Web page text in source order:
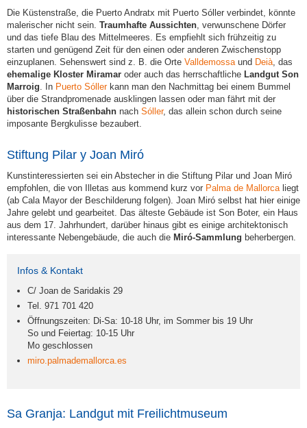
Die Küstenstraße, die Puerto Andratx mit Puerto Sóller verbindet, könnte
malerischer nicht sein. Traumhafte Aussichten, verwunschene Dörfer
und das tiefe Blau des Mittelmeeres. Es empfiehlt sich frühzeitig zu
starten und genügend Zeit für den einen oder anderen Zwischenstopp
einzuplanen. Sehenswert sind z. B. die Orte Valldemossaund Deià, das
ehemalige Kloster Miramar oder auch das herrschaftliche Landgut Son
Marroig. In Puerto Sóllerkann man den Nachmittag bei einem Bummel
über die Strandpromenade ausklingen lassen oder man fährt mit der
historischen Straßenbahn nach Sóller, das allein schon durch seine
imposante Bergkulisse bezaubert.
Stiftung Pilar y Joan Miró
Kunstinteressierten sei ein Abstecher in die Stiftung Pilar und Joan Miró
empfohlen, die von Illetas aus kommend kurz vor Palma de Mallorcaliegt
(ab Cala Mayor der Beschilderung folgen). Joan Miró selbst hat hier einige
Jahre gelebt und gearbeitet. Das älteste Gebäude ist Son Boter, ein Haus
aus dem 17. Jahrhundert, darüber hinaus gibt es einige architektonisch
interessante Nebengebäude, die auch die Miró-Sammlung beherbergen.
Infos & Kontakt
C/ Joan de Saridakis 29
Tel. 971 701 420
Öffnungszeiten: Di-Sa: 10-18 Uhr, im Sommer bis 19 Uhr
So und Feiertag: 10-15 Uhr
Mo geschlossen
miro.palmademallorca.es
Sa Granja: Landgut mit Freilichtmuseum